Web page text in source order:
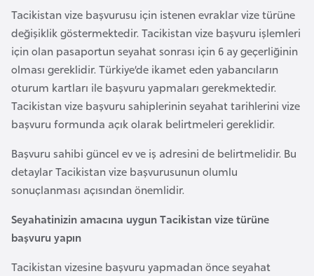
Tacikistan vize başvurusu için istenen evraklar vize türüne
değişiklik göstermektedir. Tacikistan vize başvuru işlemleri
için olan pasaportun seyahat sonrası için 6 ay geçerliğinin
olması gereklidir. Türkiye’de ikamet eden yabancıların
oturum kartları ile başvuru yapmaları gerekmektedir.
Tacikistan vize başvuru sahiplerinin seyahat tarihlerini vize
başvuru formunda açık olarak belirtmeleri gereklidir.
Başvuru sahibi güncel ev ve iş adresini de belirtmelidir. Bu
detaylar Tacikistan vize başvurusunun olumlu
sonuçlanması açısından önemlidir.
Seyahatinizin amacına uygun Tacikistan vize türüne
başvuru yapın
Tacikistan vizesine başvuru yapmadan önce seyahat
r
i
y
e
t
i
e
z
a
y
i